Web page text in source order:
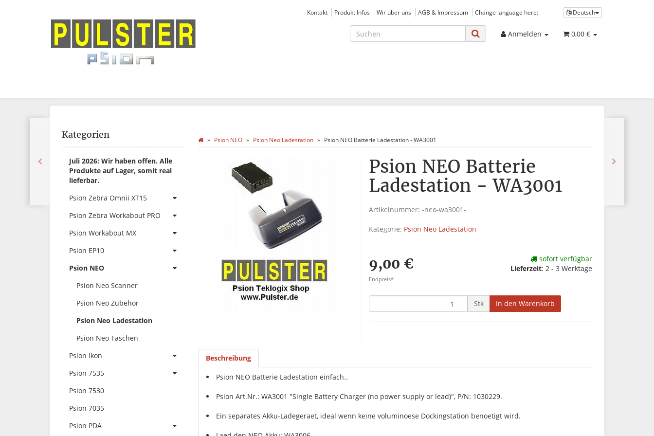
Deutsch
Kontakt Produkt Infos Wir über uns AGB & Impressum Change language here:
Anmelden 0,00 €
Psion NEO Psion Neo Ladestation Psion NEO Batterie Ladestation - WA3001
Psion NEO Batterie
Ladestation - WA3001
Artikelnummer: -neo-wa3001-
Kategorie: Psion Neo Ladestation
9,00 €
Endpreis*
sofort verfügbar
Lieferzeit: 2 - 3 Werktage
Stk In den Warenkorb
Beschreibung
Psion NEO Batterie Ladestation einfach..
Psion Art.Nr.: WA3001 "Single Battery Charger (no power supply or lead)", P/N: 1030229.
Ein separates Akku-Ladegeraet, ideal wenn keine voluminoese Dockingstation benoetigt wird.
Kategorien
Juli 2026: Wir haben offen. Alle
Produkte auf Lager, somit real
lieferbar.
Psion Zebra Omnii XT15
Psion Zebra Workabout PRO
Psion Workabout MX
Psion EP10
Psion NEO
Psion Neo Scanner
Psion Neo Zubehör
Psion Neo Ladestation
Psion Neo Taschen
Psion Ikon
Psion 7535
Psion 7530
Psion 7035
Psion PDA